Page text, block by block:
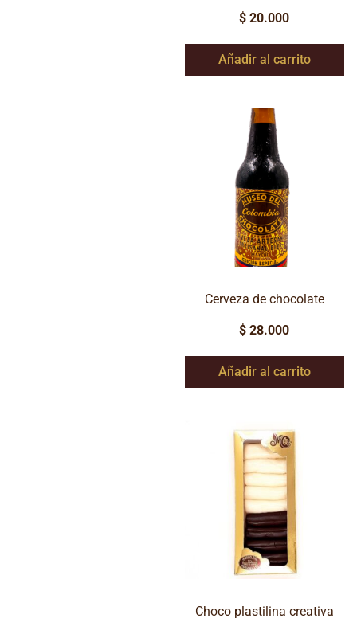
$ 20.000
Añadir al carrito
Cerveza de chocolate
$ 28.000
Añadir al carrito
Choco plastilina creativa